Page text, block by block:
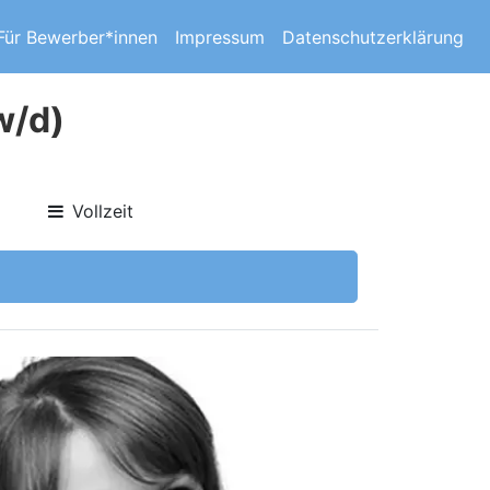
Bewerber*innen Impressum Datenschutzerklärung
d)
Vollzeit